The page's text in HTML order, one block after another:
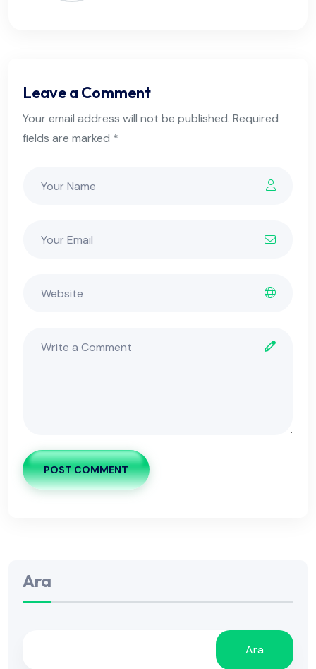
Leave a Comment
Your email address will not be published. Required
fields are marked *
POST COMMENT
Ara
Ara